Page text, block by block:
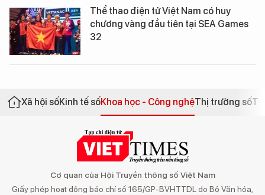
Thể thao điện tử Việt Nam có huy
chương vàng đầu tiên tại SEA Games
32
Xã hội sốKinh tế sốKhoa học - Công nghệThị trường số
Cơ quan của Hội Truyền thông số Việt Nam
Giấy phép hoạt động báo chí số 165/GP-BVHTTDL do Bộ Văn hóa,